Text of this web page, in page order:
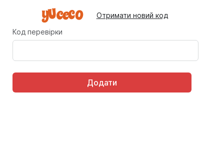
Отримати новий код
Код перевірки